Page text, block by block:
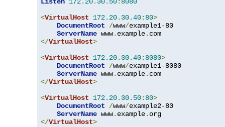
<VirtualHost 172.20. 30.40: 80>
DocumentRoot
/www/example1-80
ServerName www. example.
</VirtualHost>
<VirtualHost 172.20. 30.40: 8080>
DocumentRoot
/www/example1-8080
ServerName www. example.
</VirtualHost>
<VirtualHost 172.20. 30.50: 80>
DocumentRoot
/www/example2-80
ServerName www. example.
</VirtualHost>